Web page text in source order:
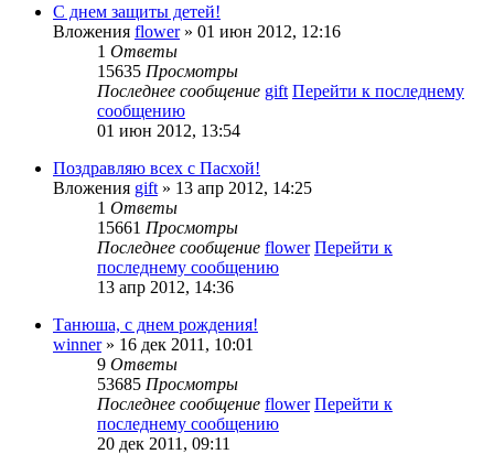
С днем защиты детей!
Вложения flower» 01 июн 2012, 12:16
1 Ответы
15635 Просмотры
Последнее сообщение gift Перейти к последнему
сообщению
01 июн 2012, 13:54
Поздравляю всех с Пасхой!
Вложения gift » 13 апр 2012, 14:25
1 Ответы
15661 Просмотры
Последнее сообщение flower Перейти к
последнему сообщению
13 апр 2012, 14:36
Танюша, с днем рождения!
winner» 16 дек 2011, 10:01
9 Ответы
53685 Просмотры
Последнее сообщение flower Перейти к
последнему сообщению
20 дек 2011, 09:11